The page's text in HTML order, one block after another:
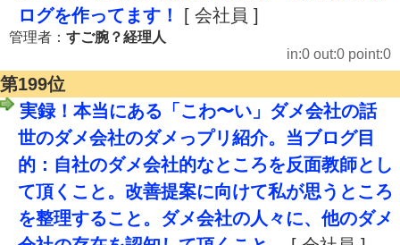
ログを作ってます！
[ 会社員 ]
管理者： すご腕？経理人
in:0 out:0 point:0
第199位
実録！本当にある「こわ〜い」ダメ会社の話
世のダメ会社のダメっプリ紹介。当ブログ目
的：自社のダメ会社的なところを反面教師とし
て頂くこと。改善提案に向けて私が思うところ
を整理すること。ダメ会社の人々に、他のダメ